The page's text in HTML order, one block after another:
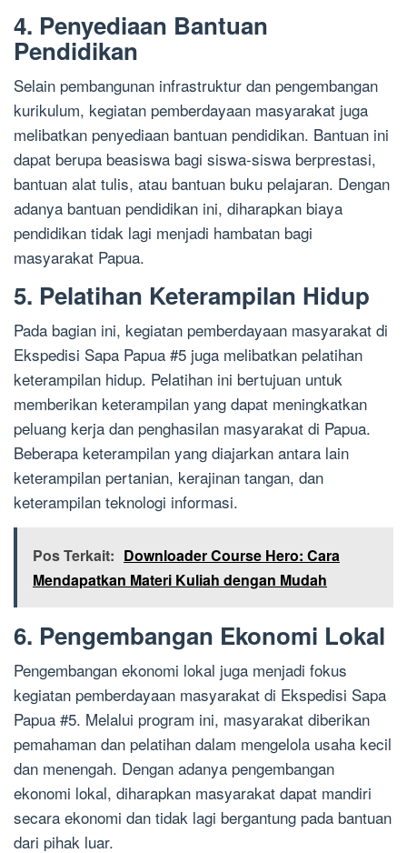
4. Penyediaan Bantuan
Pendidikan
Selain pembangunan infrastruktur dan pengembangan
kurikulum, kegiatan pemberdayaan masyarakat juga
melibatkan penyediaan bantuan pendidikan. Bantuan ini
dapat berupa beasiswa bagi siswa-siswa berprestasi,
bantuan alat tulis, atau bantuan buku pelajaran. Dengan
adanya bantuan pendidikan ini, diharapkan biaya
pendidikan tidak lagi menjadi hambatan bagi
masyarakat Papua.
5. Pelatihan Keterampilan Hidup
Pada bagian ini, kegiatan pemberdayaan masyarakat di
Ekspedisi Sapa Papua #5 juga melibatkan pelatihan
keterampilan hidup. Pelatihan ini bertujuan untuk
memberikan keterampilan yang dapat meningkatkan
peluang kerja dan penghasilan masyarakat di Papua.
Beberapa keterampilan yang diajarkan antara lain
keterampilan pertanian, kerajinan tangan, dan
keterampilan teknologi informasi.
Pos Terkait: Downloader Course Hero: Cara
Mendapatkan Materi Kuliah dengan Mudah
6. Pengembangan Ekonomi Lokal
Pengembangan ekonomi lokal juga menjadi fokus
kegiatan pemberdayaan masyarakat di Ekspedisi Sapa
Papua #5. Melalui program ini, masyarakat diberikan
pemahaman dan pelatihan dalam mengelola usaha kecil
dan menengah. Dengan adanya pengembangan
ekonomi lokal, diharapkan masyarakat dapat mandiri
secara ekonomi dan tidak lagi bergantung pada bantuan
dari pihak luar.